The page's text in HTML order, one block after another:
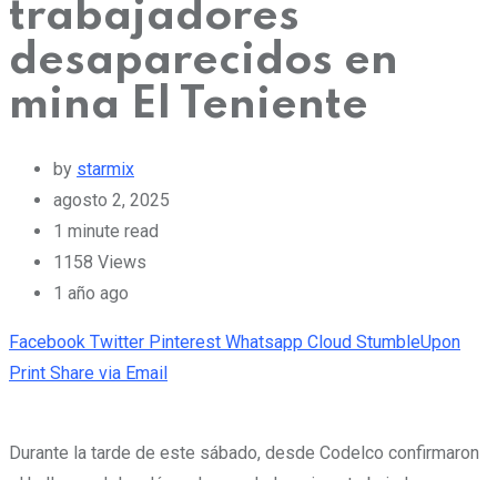
trabajadores
desaparecidos en
mina El Teniente
by starmix
agosto 2, 2025
1 minute read
1158 Views
1 año ago
Facebook Twitter Pinterest Whatsapp Cloud StumbleUpon
Print Share via Email
Durante la tarde de este sábado, desde Codelco confirmaron